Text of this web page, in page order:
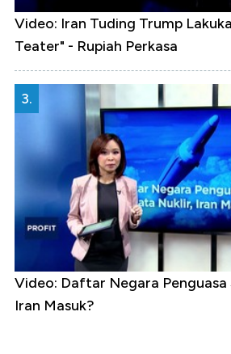
Video: Iran Tuding Trump
Teater" - Rupiah Perkasa
3.
Video: Daftar Negara
Iran Masuk?